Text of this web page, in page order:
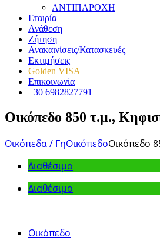
ΑΝΤΙΠΑΡΟΧΗ
Εταιρία
Ανάθεση
Ζήτηση
Ανακαινίσεις/Κατασκευές
Εκτιμήσεις
Golden VISA
Επικοινωνία
+30 6982827791
Οικόπεδο 850 τ.μ.,
Οικόπεδα / ΓηΟικόπεδοΟικόπεδο
Διαθέσιμο
Διαθέσιμο
Οικόπεδο